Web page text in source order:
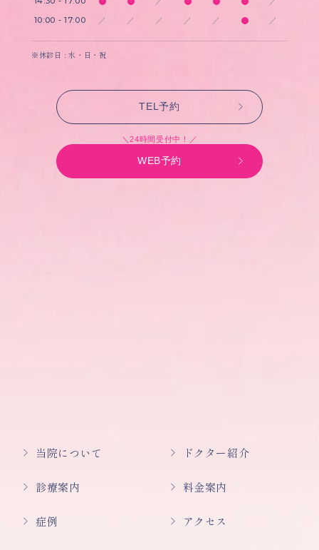
10:00 - 17:00 ／ ／ ／ ／ ／ ／
※休診日 : 水・日・祝
TEL予約
＼24時間受付中！／
WEB予約
当院について ドクター紹介
診療案内 料金案内
症例 アクセス